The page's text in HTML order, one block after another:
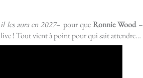
il les aura en 2027– pour queRonnie Wood–
live ! Tout vient à point pour qui sait attendre…